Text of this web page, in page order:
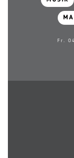
Fr.